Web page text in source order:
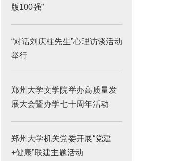
版100强”
“对话刘庆柱先生”心理访谈活动
举行
郑州大学文学院举办高质量发
展大会暨办学七十周年活动
郑州大学机关党委开展“党建
+健康”联建主题活动